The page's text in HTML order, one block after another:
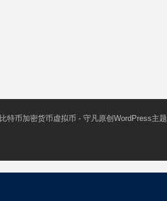
比特币加密货币虚拟币 - 守凡原创 WordPress主题